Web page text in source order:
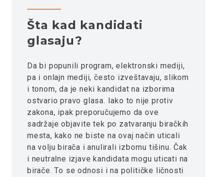
Šta kad kandidati
glasaju?
Da bi popunili program, elektronski mediji,
pa i onlajn mediji, često izveštavaju, slikom
i tonom, da je neki kandidat na izborima
ostvario pravo glasa. Iako to nije protiv
zakona, ipak preporučujemo da ove
sadržaje objavite tek po zatvaranju biračkih
mesta, kako ne biste na ovaj način uticali
na volju birača i anulirali izbornu tišinu. Čak
i neutralne izjave kandidata mogu uticati na
birače. To se odnosi i na političke ličnosti